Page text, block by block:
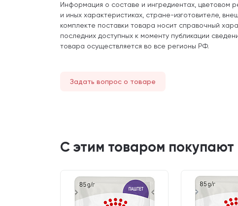
Информация о составе и ингредиентах, цветовом
и иных характеристиках, стране-изготовителе,
комплекте поставки товара носит справочный
последних доступных к моменту публикации
товара осуществляется во все регионы РФ.
Задать вопрос о товаре
С этим товаром покупают